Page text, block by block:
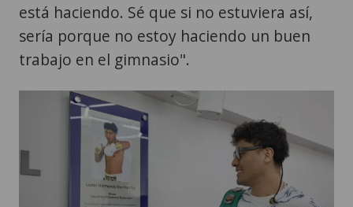
está haciendo. Sé que si no estuviera así,
sería porque no estoy haciendo un buen
trabajo en el gimnasio".